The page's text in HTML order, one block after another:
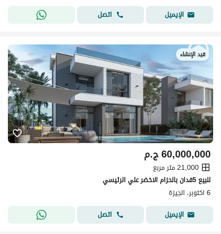
الإيميل
اتصل
قيد الإنشاء
ج.م60,000,000
21,000 متر مربع
للبيع 5فدان بالحزام الاخضر علي الرئيسي
6 اكتوبر، الجيزة
الإيميل
اتصل